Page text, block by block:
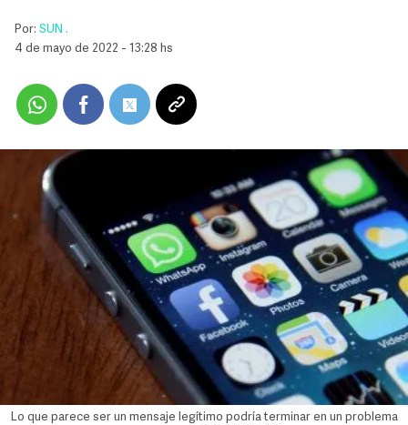
Por: SUN .
4 de mayo de 2022 - 13:28 hs
Lo que parece ser un mensaje legítimo podría terminar en un problema